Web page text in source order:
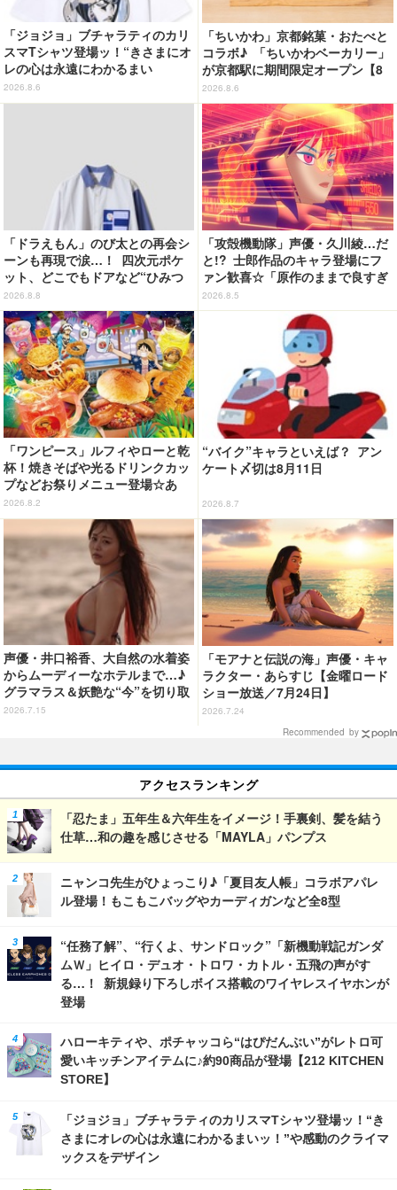
「ジョジョ」ブチャラティのカリ
スマTシャツ登場ッ！“きさまにオ
レの心は永遠にわかるまい
ッ！”や感動のクライマックスを
デザイン
2026.8.6
「ちいかわ」京都銘菓・おたべと
コラボ♪ 「ちいかわベーカリー」
が京都駅に期間限定オープン【8
月13日～】
2026.8.6
「ドラえもん」のび太との再会シ
ーンも再現で涙…！ 四次元ポケ
ット、どこでもドアなど“ひみつ
道具”も登場 「グラニフ」コラボ
全20アイテム
2026.8.8
「攻殻機動隊」声優・久川綾…だ
と!? 士郎作品のキャラ登場にフ
ァン歓喜☆「原作のままで良すぎ
るな」「脳の処理が追いつかない
よお」…第5話【ネタバレあり反
2026.8.5
「ワンピース」ルフィやローと乾
杯！焼きそばや光るドリンクカッ
プなどお祭りメニュー登場☆あ
の“麦わら帽子”もグッズ化!? 【U
SJ「ワンピース・プレミア・サマ
ー」が開幕】
2026.8.2
“バイク”キャラといえば？ アン
ケート〆切は8月11日
2026.8.7
声優・井口裕香、大自然の水着姿
からムーディーなホテルまで…♪
グラマラス＆妖艶な“今”を切り取
り！3冊目写真集が発売中
2026.7.15
「モアナと伝説の海」声優・キャ
ラクター・あらすじ【金曜ロード
ショー放送／7月24日】
2026.7.24
Recommended by
アクセスランキング
「忍たま」五年生＆六年生をイメージ！手裏剣、髪を結う
仕草…和の趣を感じさせる「MAYLA」パンプス
ニャンコ先生がひょっこり♪「夏目友人帳」コラボアパレ
ル登場！もこもこバッグやカーディガンなど全8型
“任務了解”、“行くよ、サンドロック”「新機動戦記ガンダ
ムＷ」ヒイロ・デュオ・トロワ・カトル・五飛の声がす
る…！ 新規録り下ろしボイス搭載のワイヤレスイヤホンが
登場
ハローキティや、ポチャッコら“はぴだんぶい”がレトロ可
愛いキッチンアイテムに♪約90商品が登場【212 KITCHEN
STORE】
「ジョジョ」ブチャラティのカリスマTシャツ登場ッ！“き
さまにオレの心は永遠にわかるまいッ！”や感動のクライマ
ックスをデザイン